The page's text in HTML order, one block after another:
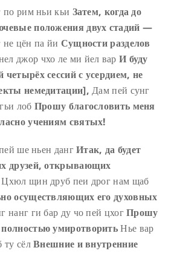
рим ньи кьи Затем, когда до
положения двух стадий —
цён па йи Сущности разделов
джор чхо ле ми йел вар И буду
четырёх сессий с усердием, не
немедитации], Дам пей сунг
лоб Прошу благословить меня
учениям святых!
ше ньен дангИтак, да будет
друзей, открывающих
Цхюл щин друб пеи дрог нам щаб
осуществляющих его духовных
нанг ги бар ду чо пей цхогПрошу
умиротворитьНье вар
сёлВнешние и внутренние